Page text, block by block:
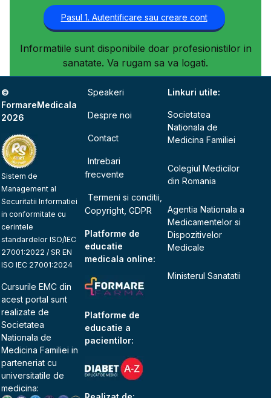
Pasul 1. Autentificare sau creare cont
Informatiile sunt disponibile doar profesionistilor in
sanatate. Va rugam sa va logati.
©
FormareMedicala
2026
Sistem de
Management al
Securitatii Informatiei
in conformitate cu
cerintele
standardelor ISO/IEC
27001:2022 / SR EN
ISO IEC 27001:2024
Cursurile EMC din
acest portal sunt
realizate de
Societatea
Nationala de
Medicina Familiei in
parteneriat cu
universitatile de
medicina:
Speakeri
Despre noi
Contact
Intrebari
frecvente
Termeni si conditii,
Copyright, GDPR
Platforme de
educatie
medicala online:
Platforme de
educatie a
pacientilor:
Linkuri utile:
Societatea
Nationala de
Medicina Familiei
Colegiul Medicilor
din Romania
Agentia Nationala a
Medicamentelor si
Dispozitivelor
Medicale
Ministerul Sanatatii